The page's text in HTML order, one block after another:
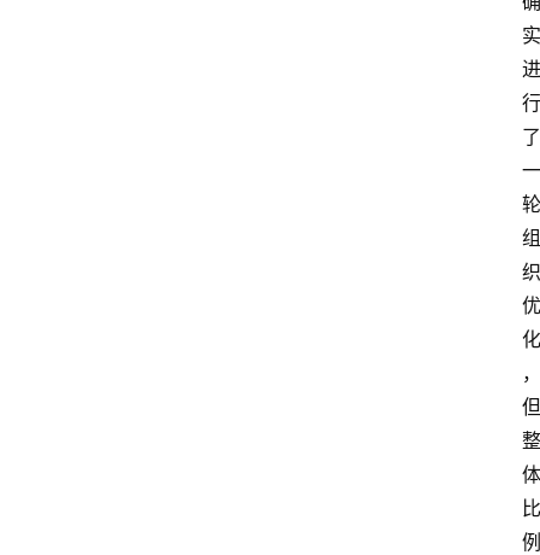
实
进
行
了
一
轮
组
织
优
化
，
但
整
体
比
例